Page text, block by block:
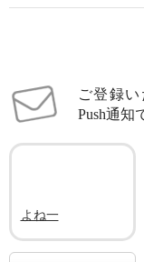
ご登録
Push通知
よね一